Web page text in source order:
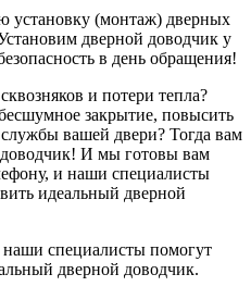
установку (монтаж) дверных
дверной доводчик у
в день обращения!
и потери тепла?
закрытие, повысить
вашей двери? Тогда вам
И мы готовы вам
и наши специалисты
идеальный дверной
специалисты помогут
дверной доводчик.